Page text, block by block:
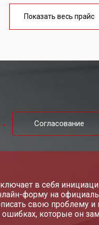
от
от
от
от
Показать весь прайс
Согласование
в себя
форму на
свою проблему
которые он